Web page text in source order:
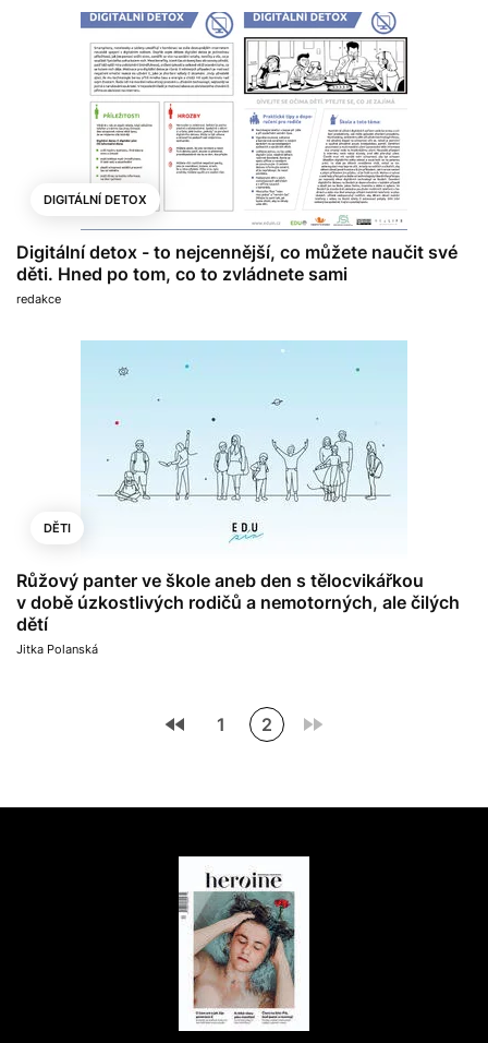
DIGITÁLNÍ DETOX
Digitální detox - to nejcennější, co můžete naučit své
děti. Hned po tom, co to zvládnete sami
redakce
DĚTI
Růžový panter ve škole aneb den s tělocvikářkou
v době úzkostlivých rodičů a nemotorných, ale čilých
dětí
Jitka Polanská
1 2